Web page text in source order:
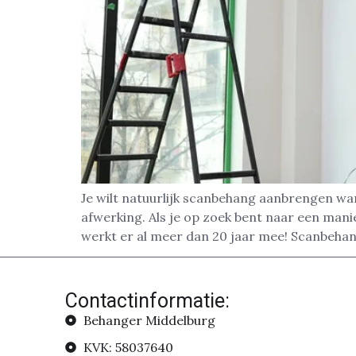
Je wilt natuurlijk scanbehang aanbrengen
afwerking. Als je op zoek bent naar een
werkt er al meer dan 20 jaar mee!
Contactinformatie:
Behanger Middelburg
KVK: 58037640